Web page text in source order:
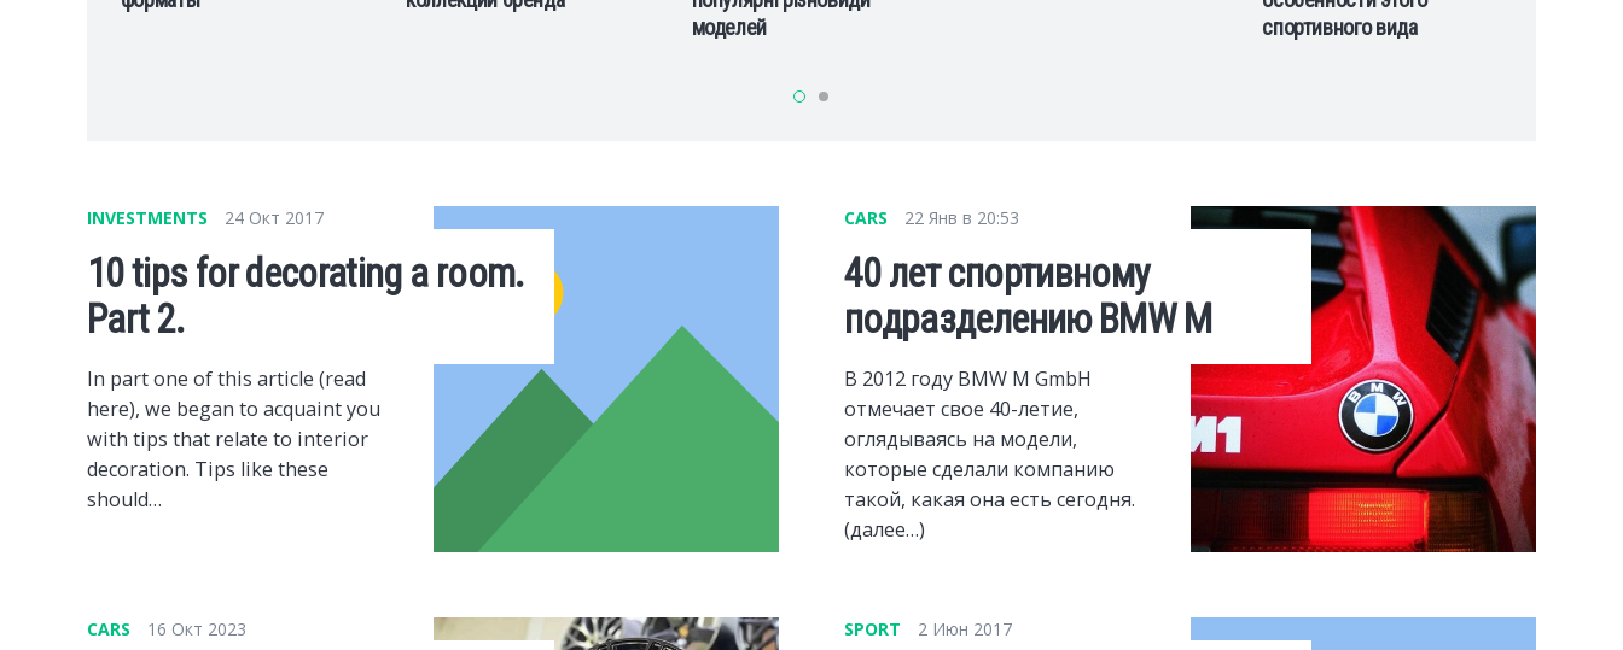
моделей
спортивного вида
INVESTMENTS 24 Окт 2017
10 tips for decorating a room.
Part 2.
In part one of this article (read
here), we began to acquaint you
with tips that relate to interior
decoration. Tips like these
should…
CARS 22 Янв в 20:53
40 лет спортивному
подразделению BMW M
В 2012 году BMW M GmbH
отмечает свое 40-летие,
оглядываясь на модели,
которые сделали компанию
такой, какая она есть сегодня.
(далее…)
CARS 16 Окт 2023 SPORT 2 Июн 2017